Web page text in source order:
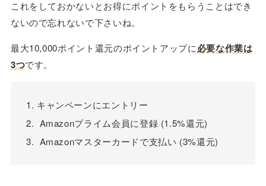
これをしておかないとお得にポイントをもらうことはでき
ないので忘れないで下さいね。
最大10,000ポイント還元のポイントアップに必要な作業は
3つです。
キャンペーンにエントリー
Amazonプライム会員に登録 (1.5%還元)
Amazonマスターカードで支払い (3%還元)